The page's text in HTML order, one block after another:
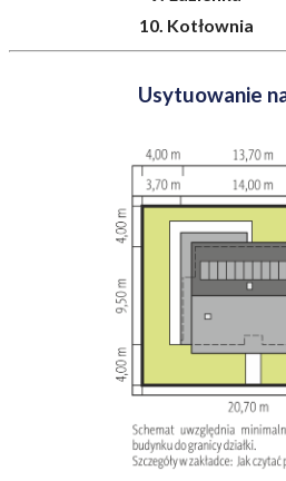
10. Kotłownia
Usytuowanie